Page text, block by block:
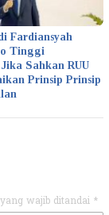
Fardiansyah
Tinggi
Sahkan RUU
Prinsip Prinsip
wajib ditandai *